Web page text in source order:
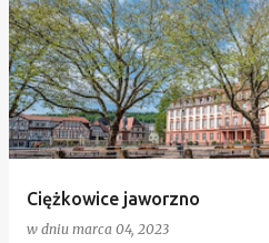
Ciężkowice jaworzno
w dniu marca 04, 2023